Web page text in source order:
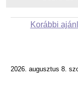
Korábbi
2026. augusztus 8.